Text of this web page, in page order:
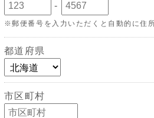
-
※郵便番号を入力いただくと自動的に住
都道府県
市区町村